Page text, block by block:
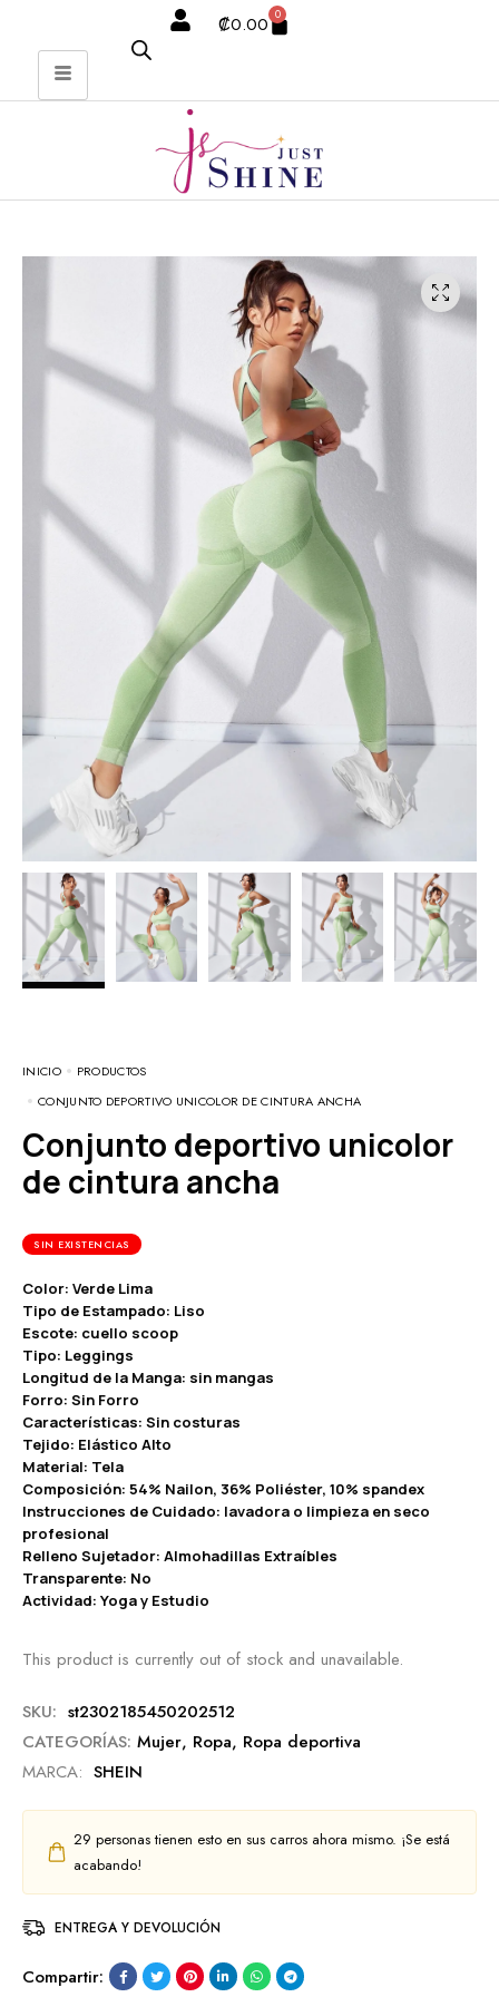
₡0.00 0
INICIO
PRODUCTOS
CONJUNTO DEPORTIVO UNICOLOR DE CINTURA ANCHA
Conjunto deportivo unicolor
de cintura ancha
SIN EXISTENCIAS
Color: Verde Lima
Tipo de Estampado: Liso
Escote: cuello scoop
Tipo: Leggings
Longitud de la Manga: sin mangas
Forro: Sin Forro
Características: Sin costuras
Tejido: Elástico Alto
Material: Tela
Composición: 54% Nailon, 36% Poliéster, 10% spandex
Instrucciones de Cuidado: lavadora o limpieza en seco
profesional
Relleno Sujetador: Almohadillas Extraíbles
Transparente: No
Actividad: Yoga y Estudio
This product is currently out of stock and unavailable.
SKU: st2302185450202512
CATEGORÍAS: Mujer, Ropa, Ropa deportiva
MARCA: SHEIN
29 personas tienen esto en sus carros ahora mismo. ¡Se está
acabando!
ENTREGA Y DEVOLUCIÓN
Compartir: